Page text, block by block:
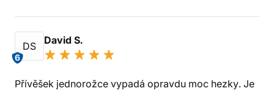
DS
6
David S.
Přívěšek jednorožce vypadá opravdu moc hezky. Je